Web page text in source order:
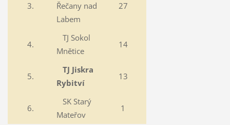
3.
Řečany nad
Labem
27
4.
TJ Sokol
Mnětice
14
5.
TJ Jiskra
Rybitví
13
6.
SK Starý
Mateřov
1